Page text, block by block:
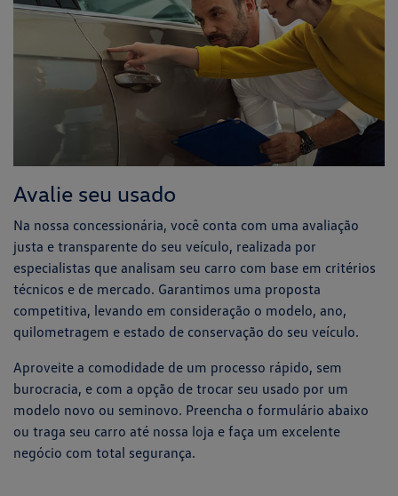
Avalie seu usado
Na nossa concessionária, você conta com uma avaliação
justa e transparente do seu veículo, realizada por
especialistas que analisam seu carro com base em critérios
técnicos e de mercado. Garantimos uma proposta
competitiva, levando em consideração o modelo, ano,
quilometragem e estado de conservação do seu veículo.
Aproveite a comodidade de um processo rápido, sem
burocracia, e com a opção de trocar seu usado por um
modelo novo ou seminovo. Preencha o formulário abaixo
ou traga seu carro até nossa loja e faça um excelente
negócio com total segurança.